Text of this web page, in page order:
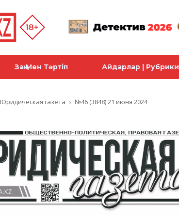
Заң Мен Тәртіп Айдарлар | Рубрики
Юридическая газета №46 (3848) 21 июня 2024